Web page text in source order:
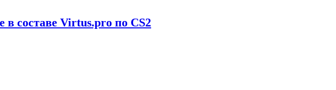
составе Virtus.pro по CS2